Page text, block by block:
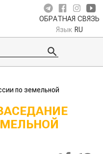
ОБРАТНАЯ СВЯЗЬ
Язык RU
по земельной